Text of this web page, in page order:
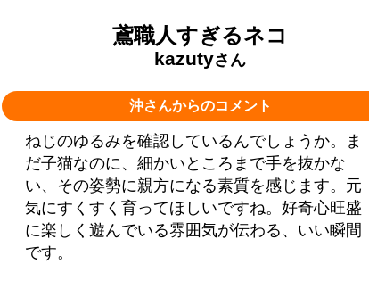
鳶職人すぎるネコ
kazutyさん
沖さんからのコメント
ねじのゆるみを確認しているんでしょうか。ま
だ子猫なのに、細かいところまで手を抜かな
い、その姿勢に親方になる素質を感じます。元
気にすくすく育ってほしいですね。好奇心旺盛
に楽しく遊んでいる雰囲気が伝わる、いい瞬間
です。